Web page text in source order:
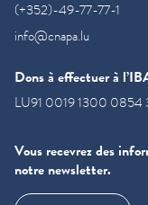
(+352)-49-77-77-1
info@cnapa.lu
Dons à effectuer à
LU91 0019 1300
Vous recevrez des
notre newsletter.